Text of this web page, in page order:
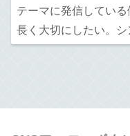
テーマに発信してい
長く大切にしたい。シ